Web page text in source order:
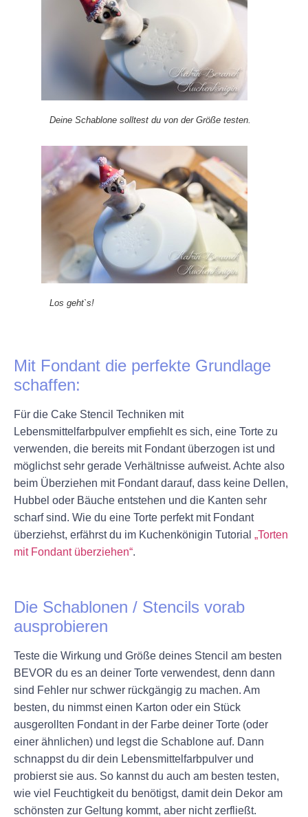
Deine Schablone solltest du von der Größe testen.
Los geht`s!
Mit Fondant die perfekte Grundlage
schaffen:
Für die Cake Stencil Techniken mit
Lebensmittelfarbpulver empfiehlt es sich, eine Torte zu
verwenden, die bereits mit Fondant überzogen ist und
möglichst sehr gerade Verhältnisse aufweist. Achte also
beim Überziehen mit Fondant darauf, dass keine Dellen,
Hubbel oder Bäuche entstehen und die Kanten sehr
scharf sind. Wie du eine Torte perfekt mit Fondant
überziehst, erfährst du im Kuchenkönigin Tutorial „Torten
mit Fondant überziehen“.
Die Schablonen / Stencils vorab
ausprobieren
Teste die Wirkung und Größe deines Stencil am besten
BEVOR du es an deiner Torte verwendest, denn dann
sind Fehler nur schwer rückgängig zu machen. Am
besten, du nimmst einen Karton oder ein Stück
ausgerollten Fondant in der Farbe deiner Torte (oder
einer ähnlichen) und legst die Schablone auf. Dann
schnappst du dir dein Lebensmittelfarbpulver und
probierst sie aus. So kannst du auch am besten testen,
wie viel Feuchtigkeit du benötigst, damit dein Dekor am
schönsten zur Geltung kommt, aber nicht zerfließt.